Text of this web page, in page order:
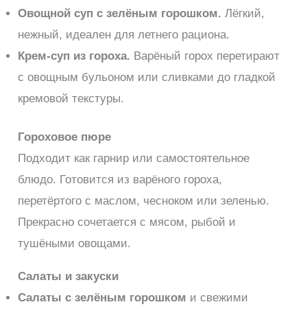
Овощной суп с зелёным горошком. Лёгкий,
нежный, идеален для летнего рациона.
Крем-суп из гороха. Варёный горох перетирают
с овощным бульоном или сливками до гладкой
кремовой текстуры.
Гороховое пюре
Подходит как гарнир или самостоятельное
блюдо. Готовится из варёного гороха,
перетёртого с маслом, чесноком или зеленью.
Прекрасно сочетается с мясом, рыбой и
тушёными овощами.
Салаты и закуски
Салаты с зелёным горошком и свежими